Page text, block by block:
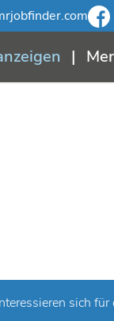
sich